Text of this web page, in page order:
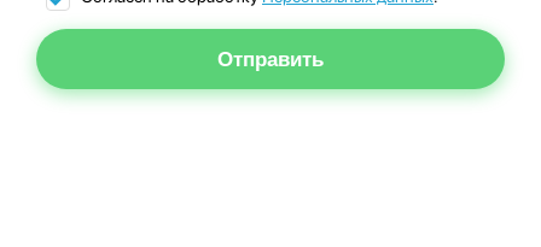
Отправить